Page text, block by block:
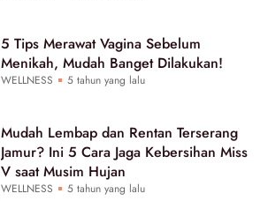
5 Tips Merawat Vagina Sebelum
Menikah, Mudah Banget Dilakukan!
WELLNESS 5 tahun yang lalu
Mudah Lembap dan Rentan Terserang
Jamur? Ini 5 Cara Jaga Kebersihan Miss
V saat Musim Hujan
WELLNESS 5 tahun yang lalu